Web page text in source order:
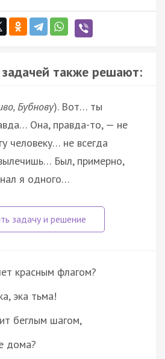
также решают:
Бубнову). Вот… ты
Она, правда-то, — не
человеку… не всегда
Был, примерно,
я одного…
красным флагом?
эка тьма!
беглым шагом,
дома?